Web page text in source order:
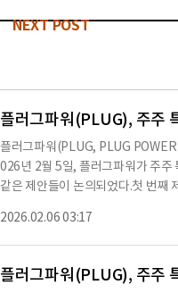
NEXT POST
플러그파워(PLUG), 주주
플러그파워(PLUG, PLUG
026년 2월 5일, 플러그파워가 주주
같은 제안들이 논의되었다.첫 번째
러그파워의 보통주 발행 가능 주식
집된 투표의 초기 집계에 따르면,
러그파워는 제안 1과 제안 2를 승
연기했다.특별 회의는 2026년 2월
2026.02.06 03:17
플러그파워(PLUG), 주주